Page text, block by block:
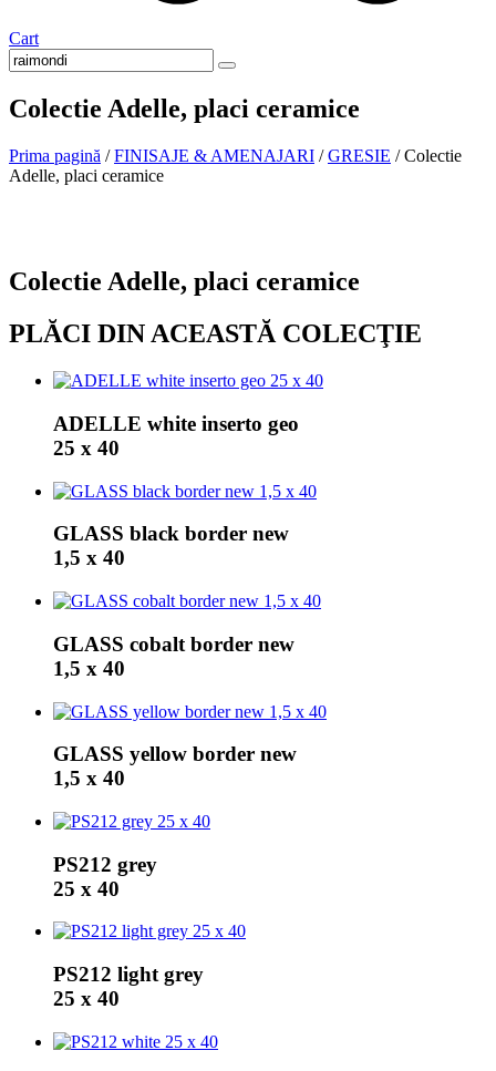
Cart
Colectie Adelle, placi ceramice
Prima pagină /FINISAJE & AMENAJARI /GRESIE / Colectie
Adelle, placi ceramice
Colectie Adelle, placi ceramice
PLĂCI DIN ACEASTĂ COLECŢIE
ADELLE white inserto geo
25 x 40
GLASS black border new
1,5 x 40
GLASS cobalt border new
1,5 x 40
GLASS yellow border new
1,5 x 40
PS212 grey
25 x 40
PS212 light grey
25 x 40